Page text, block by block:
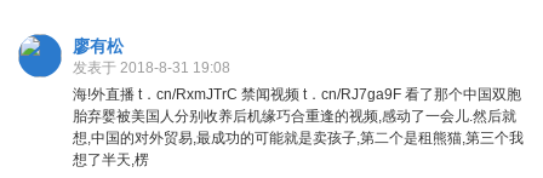
廖有松
发表于 2018-8-31 19:08
海!外直播 t．cn/RxmJTrC 禁闻视频 t．cn/RJ7ga9F 看了那个中国双胞
胎弃婴被美国人分别收养后机缘巧合重逢的视频,感动了一会儿.然后就
想,中国的对外贸易,最成功的可能就是卖孩子,第二个是租熊猫,第三个我
想了半天,楞